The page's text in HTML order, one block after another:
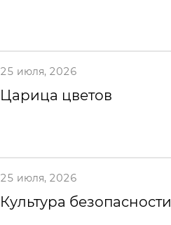
25 июля, 2026
Царица цветов
25 июля, 2026
Культура безопасности